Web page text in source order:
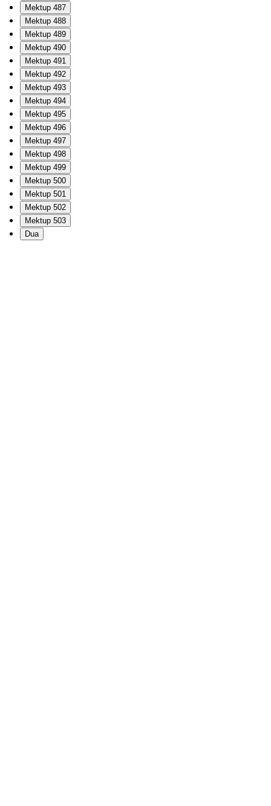
Mektup 487
Mektup 488
Mektup 489
Mektup 490
Mektup 491
Mektup 492
Mektup 493
Mektup 494
Mektup 495
Mektup 496
Mektup 497
Mektup 498
Mektup 499
Mektup 500
Mektup 501
Mektup 502
Mektup 503
Dua